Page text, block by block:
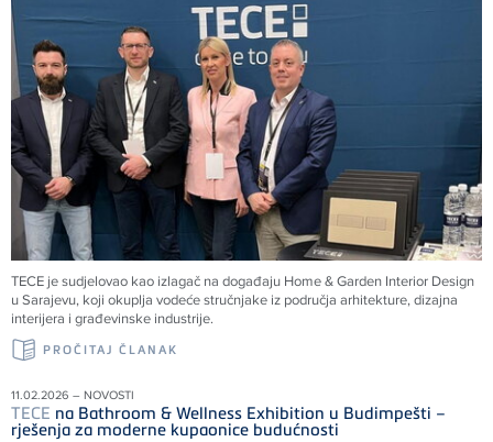
TECE je sudjelovao kao izlagač na događaju Home & Garden Interior Design
u Sarajevu, koji okuplja vodeće stručnjake iz područja arhitekture, dizajna
interijera i građevinske industrije.
PROČITAJ ČLANAK
11.02.2026 – NOVOSTI
TECE na Bathroom & Wellness Exhibition u Budimpešti –
rješenja za moderne kupaonice budućnosti